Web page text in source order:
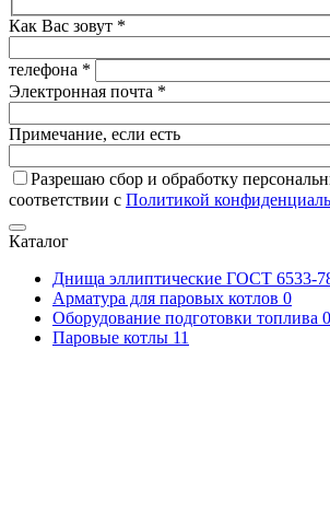
Как Вас зовут *
телефона *
Электронная почта *
Примечание, если есть
Разрешаю сбор и обработку
соответствии с Политикой
Каталог
Днища эллиптические ГОСТ 6533-
Арматура для паровых котлов 0
Оборудование подготовки топлива 0
Паровые котлы 11